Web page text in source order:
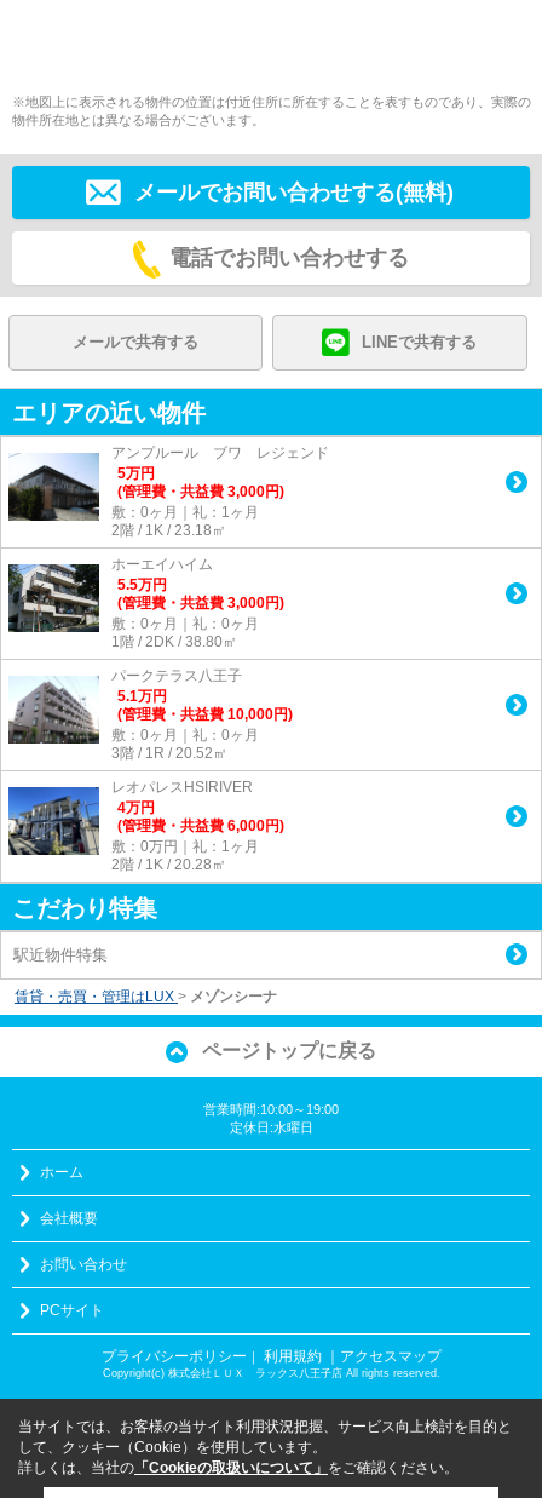
※地図上に表示される物件の位置は付近住所に所在することを表すものであり、実際の
物件所在地とは異なる場合がございます。
メールでお問い合わせする(無料)
電話でお問い合わせする
メールで共有する LINEで共有する
エリアの近い物件
アンプルール ブワ レジェンド
5万円
(管理費・共益費 3,000円)
敷：0ヶ月｜礼：1ヶ月
2階 / 1K / 23.18㎡
ホーエイハイム
5.5万円
(管理費・共益費 3,000円)
敷：0ヶ月｜礼：0ヶ月
1階 / 2DK / 38.80㎡
パークテラス八王子
5.1万円
(管理費・共益費 10,000円)
敷：0ヶ月｜礼：0ヶ月
3階 / 1R / 20.52㎡
レオパレスHSIRIVER
4万円
(管理費・共益費 6,000円)
敷：0万円｜礼：1ヶ月
2階 / 1K / 20.28㎡
こだわり特集
駅近物件特集
賃貸・売買・管理はLUX > メゾンシーナ
ページトップに戻る
営業時間:10:00～19:00
定休日:水曜日
ホーム
会社概要
お問い合わせ
PCサイト
プライバシーポリシー ｜ 利用規約 ｜アクセスマップ
Copyright(c) 株式会社ＬＵＸ ラックス八王子店 All rights reserved.
当サイトでは、お客様の当サイト利用状況把握、サービス向上検討を目的と
して、クッキー（Cookie）を使用しています。
詳しくは、当社の 「Cookieの取扱いについて」 をご確認ください。